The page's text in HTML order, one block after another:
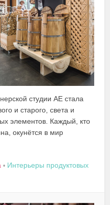
студии АЕ стала
и старого, света и
элементов. Каждый, кто
окунётся в мир
• Интерьеры продуктовых